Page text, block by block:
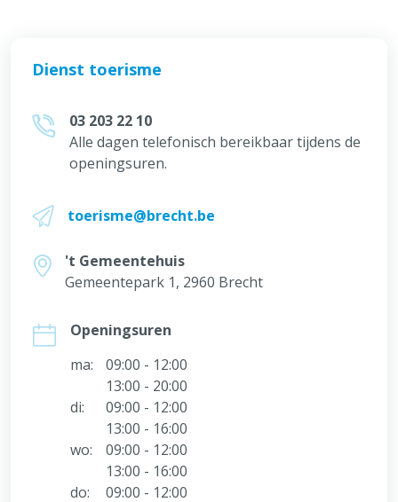
Dienst toerisme
03 203 22 10
Alle dagen telefonisch bereikbaar tijdens de
openingsuren.
toerisme@brecht.be
't Gemeentehuis
Gemeentepark 1, 2960 Brecht
Openingsuren
ma:
09:00 - 12:00
13:00 - 20:00
di:
09:00 - 12:00
13:00 - 16:00
wo:
09:00 - 12:00
13:00 - 16:00
do:
09:00 - 12:00